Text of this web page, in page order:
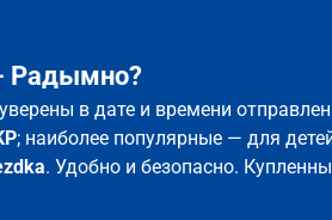
Радымно?
в дате и времени
; наиболее популярные — для
. Удобно и безопасно.